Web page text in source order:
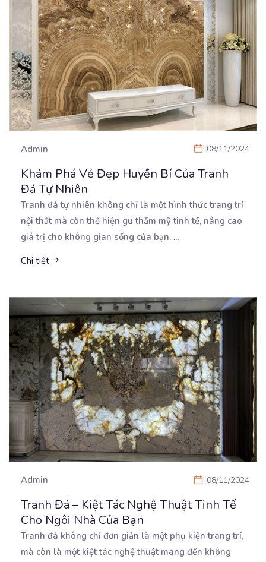
Admin 08/11/2024
Khám Phá Vẻ Đẹp Huyền Bí Của Tranh
Đá Tự Nhiên
Tranh đá tự nhiên không chỉ là một hình thức trang trí
nội thất mà còn thể hiện gu thẩm mỹ tinh tế, nâng cao
giá trị cho không gian sống của bạn. ...
Chi tiết
Admin 08/11/2024
Tranh Đá – Kiệt Tác Nghệ Thuật Tinh Tế
Cho Ngôi Nhà Của Bạn
Tranh đá không chỉ đơn giản là một phụ kiện trang trí,
mà còn là một kiệt tác nghệ thuật mang đến không